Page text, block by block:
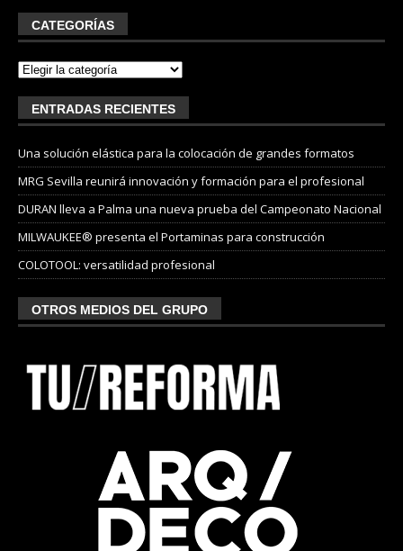
CATEGORÍAS
ENTRADAS RECIENTES
Una solución elástica para la colocación de grandes formatos
MRG Sevilla reunirá innovación y formación para el profesional
DURAN lleva a Palma una nueva prueba del Campeonato Nacional
MILWAUKEE® presenta el Portaminas para construcción
COLOTOOL: versatilidad profesional
OTROS MEDIOS DEL GRUPO